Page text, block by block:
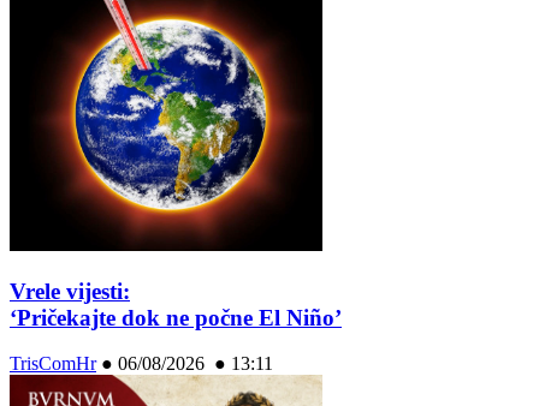
Vrele vijesti:
‘Pričekajte dok ne počne El Niño’
TrisComHr● 06/08/2026 ● 13:11